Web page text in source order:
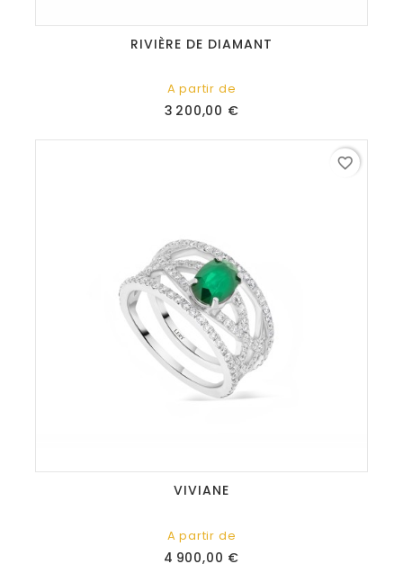
RIVIÈRE DE DIAMANT
A partir de
Prix
3 200,00 €
favorite_border
VIVIANE
A partir de
Prix
4 900,00 €